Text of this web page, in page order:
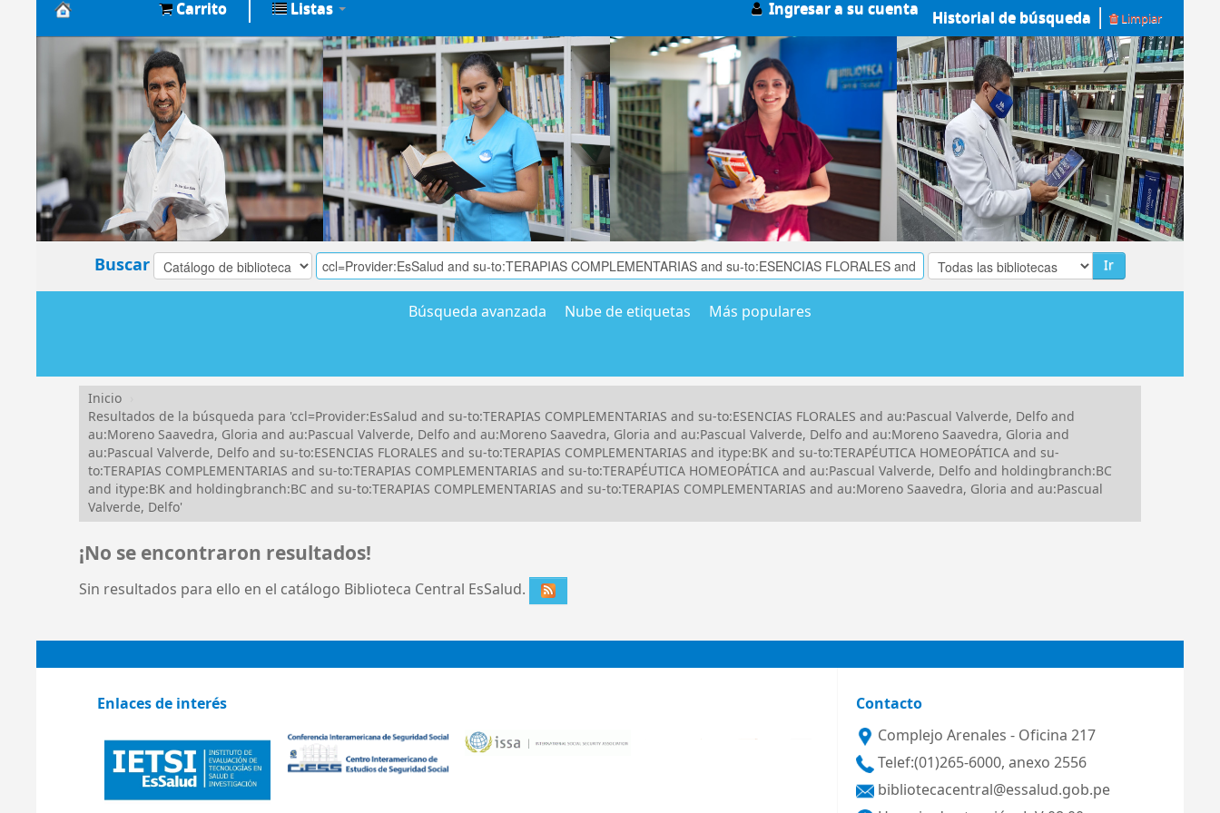
Biblioteca
Central
EsSalud
Carrito Listas Ingresar a su cuenta Historial de búsqueda Limpiar
Buscar Ir
Búsqueda avanzada Nube de etiquetas Más populares
Inicio
Resultados de la búsqueda para 'ccl=Provider:EsSalud and su-to:TERAPIAS COMPLEMENTARIAS and su-to:ESENCIAS FLORALES and au:Pascual Valverde, Delfo and
au:Moreno Saavedra, Gloria and au:Pascual Valverde, Delfo and au:Moreno Saavedra, Gloria and au:Pascual Valverde, Delfo and au:Moreno Saavedra, Gloria and
au:Pascual Valverde, Delfo and su-to:ESENCIAS FLORALES and su-to:TERAPIAS COMPLEMENTARIAS and itype:BK and su-to:TERAPÉUTICA HOMEOPÁTICA and su-
to:TERAPIAS COMPLEMENTARIAS and su-to:TERAPIAS COMPLEMENTARIAS and su-to:TERAPÉUTICA HOMEOPÁTICA and au:Pascual Valverde, Delfo and holdingbranch:BC
and itype:BK and holdingbranch:BC and su-to:TERAPIAS COMPLEMENTARIAS and su-to:TERAPIAS COMPLEMENTARIAS and au:Moreno Saavedra, Gloria and au:Pascual
Valverde, Delfo'
¡No se encontraron resultados!
Sin resultados para ello en el catálogo Biblioteca Central EsSalud.
Enlaces de interés
Contacto
Complejo Arenales - Oficina 217
Telef:(01)265-6000, anexo 2556
bibliotecacentral@essalud.gob.pe